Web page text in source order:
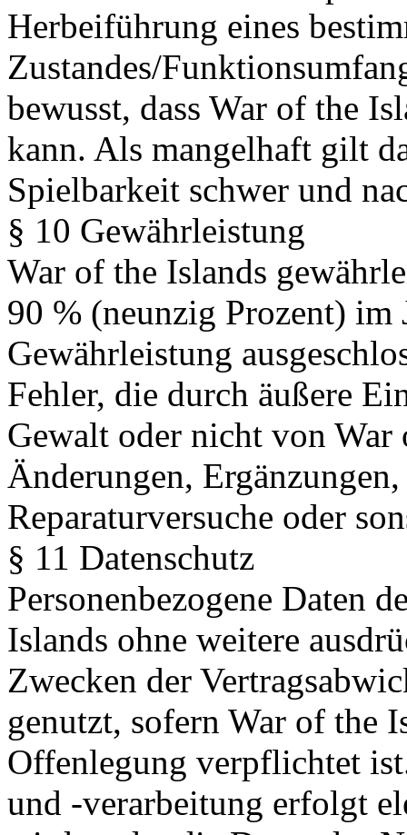
Herbeiführung eines
Zustandes/
bewusst, dass War of the
kann. Als mangelhaft gilt
Spielbarkeit schwer und
§ 10 Gewährleistung
War of the Islands
90 % (neunzig Prozent) im
Gewährleistung
Fehler, die durch äußere
Gewalt oder nicht von
Änderungen,
Reparaturversuche oder
§ 11 Datenschutz
Personenbezogene Daten
Islands ohne weitere
Zwecken der
genutzt, sofern War of the
Offenlegung verpflichtet
und -verarbeitung erfolgt